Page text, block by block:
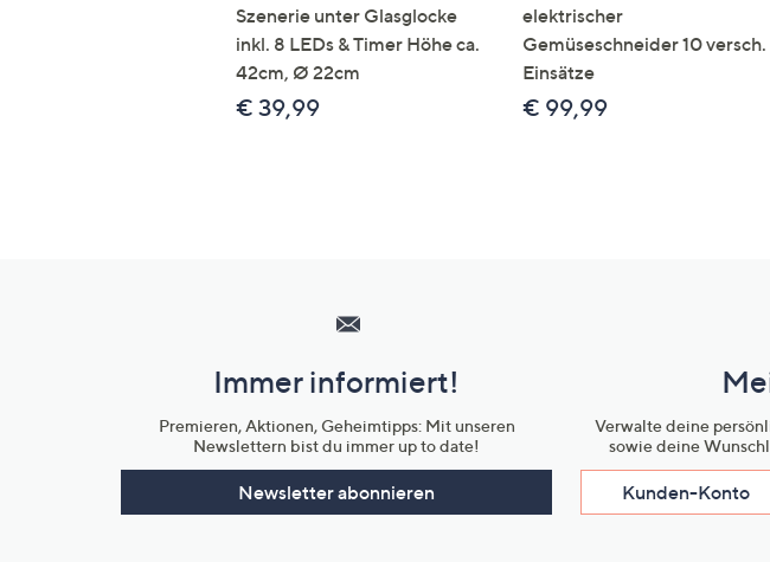
Szenerie unter Glasglocke
inkl. 8 LEDs & Timer Höhe ca.
42cm, Ø 22cm
€ 39,99
elektrischer
Gemüseschneider 10 versch.
Einsätze
€ 99,99
Unternehmensinformationen
Immer informiert!
Premieren, Aktionen, Geheimtipps: Mit unseren
Newslettern bist du immer up to date!
Newsletter abonnieren
Verwalte deine
sowie deine
Kunden-Konto